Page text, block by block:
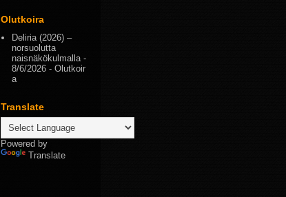
Olutkoira
Deliria (2026) –
norsuolutta
naisnäkökulmalla -
8/6/2026 - Olutkoir
a
Translate
Powered by
Translate